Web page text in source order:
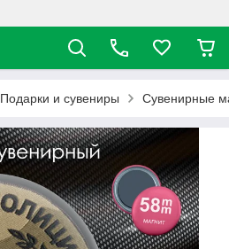
Подарки и сувениры Сувенирные